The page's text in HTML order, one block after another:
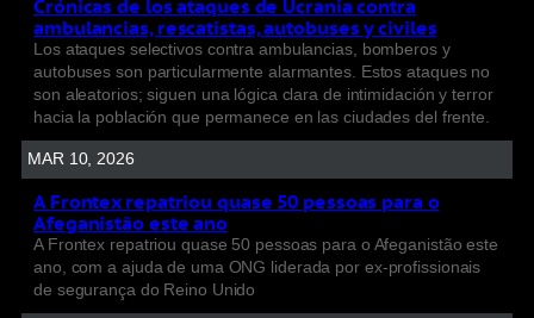
Crónicas de los ataques de Ucrania contra
ambulancias, rescatistas, autobuses y civiles
Los ataques selectivos contra ambulancias, bomberos y
autobuses son particularmente alarmantes. Estos ataques no
son aleatorios; siguen una lógica clara de intimidación y terror
hacia la población que permanece en las ciudades del frente.
MAR 10, 2026
A Frontex repatriou quase 50 pessoas para o
Afeganistão este ano
A Frontex repatriou quase 50 pessoas para o Afeganistão este
ano, com a ajuda de uma ONG liderada por ex-profissionais
de segurança do Reino Unido